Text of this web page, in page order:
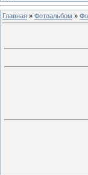
Главная » Фотоальбом »